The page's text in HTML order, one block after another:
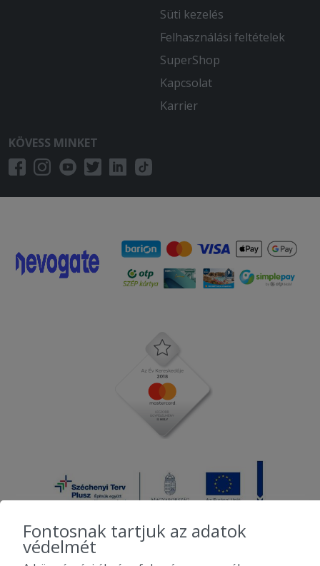
Süti kezelés
Felhasználási feltételek
SuperShop
Kapcsolat
Karrier
KÖVESS MINKET
Fontosnak tartjuk az adatok
védelmét